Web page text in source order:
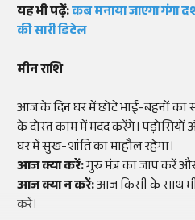
यह भी पढ़ें:कब मनाया जाएगा गंगा
की सारी डिटेल
मीन राशि
आज के दिन घर में छोटे भाई-बहनों
के दोस्त काम में मदद करेंगे।
घर में सुख-शांति का माहौल रहेगा।
आज क्या करें:गुरु मंत्र का जाप करें
आज क्या न करें:आज किसी के साथ
करें।